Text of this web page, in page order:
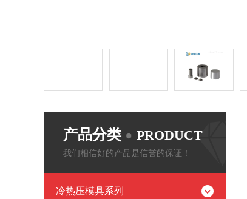
产品分类 PRODUCT
我们相信好的产品是信誉的保证！
冷热压模具系列